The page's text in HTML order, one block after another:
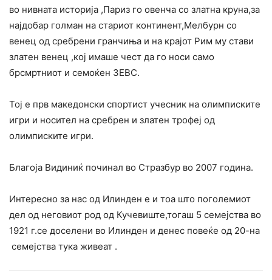
во нивната историја ,Париз го овенча со златна круна,за
најдобар голман на стариот континент,Мелбурн со
венец од сребрени гранчиња и на крајот Рим му стави
златен венец ,кој имаше чест да го носи само
брсмртниот и семоќен ЗЕВС.
Тој е прв македонски спортист учесник на олимписките
игри и носител на сребрен и златен трофеј од
олимписките игри.
Благоја Видиниќ починал во Стразбур во 2007 година.
Интересно за нас од Илинден е и тоа што поголемиот
дел од неговиот род од Кучевиште,тогаш 5 семејства во
1921 г.се доселени во Илинден и денес повеќе од 20-на
семејства тука живеат .